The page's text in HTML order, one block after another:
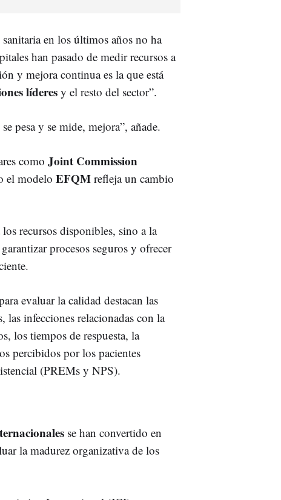
en los últimos años no ha
han pasado de medir recursos a
y mejora continua es la que está
líderes y el resto del sector”.
pesa y se mide, mejora”, añade.
como Joint Commission
el modelo EFQM refleja un cambio
recursos disponibles, sino a la
procesos seguros y ofrecer
evaluar la calidad destacan las
las infecciones relacionadas con la
los tiempos de respuesta, la
percibidos por los pacientes
(PREMs y NPS).
se han convertido en
la madurez organizativa de los